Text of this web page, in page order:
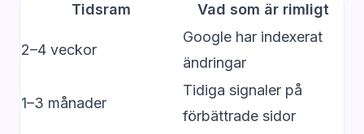
Tidsram Vad som är rimligt
2–4 veckor
Google har indexerat
ändringar
1–3 månader
Tidiga signaler på
förbättrade sidor